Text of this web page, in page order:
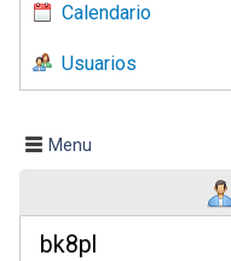
Calendario
Usuarios
Menu
bk8pl